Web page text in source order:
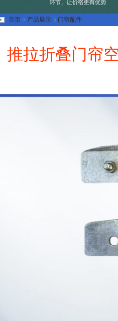
首页 产品展示 门帘配件
推拉折叠门帘